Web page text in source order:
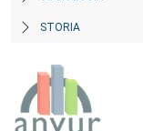
STORIA